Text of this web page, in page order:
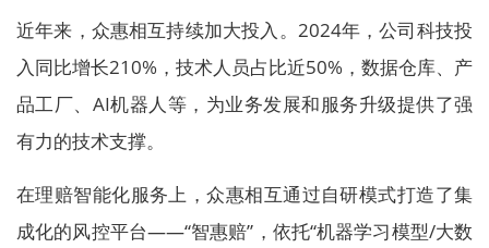
近年来，众惠相互持续加大投入。2024年，公司科技投
入同比增长210%，技术人员占比近50%，数据仓库、产
品工厂、AI机器人等，为业务发展和服务升级提供了强
有力的技术支撑。
在理赔智能化服务上，众惠相互通过自研模式打造了集
成化的风控平台——“智惠赔”，依托“机器学习模型/大数